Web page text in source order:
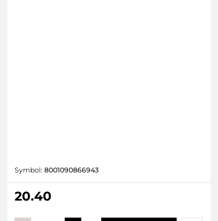
Symbol: 8001090866943
20.40